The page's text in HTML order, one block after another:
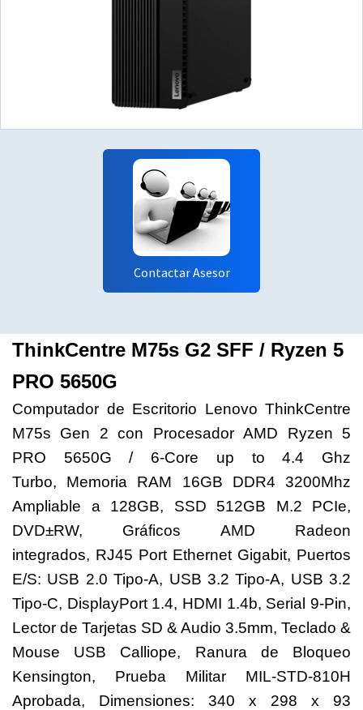
Contactar Asesor
ThinkCentre M75s G2 SFF / Ryzen 5
PRO 5650G
Computador de Escritorio Lenovo ThinkCentre
M75s Gen 2 con Procesador AMD Ryzen 5
PRO 5650G / 6-Core up to 4.4 Ghz
Turbo, Memoria RAM 16GB DDR4 3200Mhz
Ampliable a 128GB, SSD 512GB M.2 PCIe,
DVD±RW, Gráficos AMD Radeon
integrados, RJ45 Port Ethernet Gigabit, Puertos
E/S: USB 2.0 Tipo-A, USB 3.2 Tipo-A, USB 3.2
Tipo-C, DisplayPort 1.4, HDMI 1.4b, Serial 9-Pin,
Lector de Tarjetas SD & Audio 3.5mm, Teclado &
Mouse USB Calliope, Ranura de Bloqueo
Kensington, Prueba Militar MIL-STD-810H
Aprobada, Dimensiones: 340 x 298 x 93